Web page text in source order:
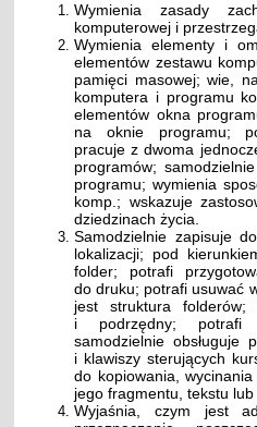
Wymienia zasady
komputerowej i
Wymienia elementy i
elementów zestawu
pamięci masowej; wie,
komputera i programu
elementów okna
na oknie programu;
pracuje z dwoma
programów;
programu; wymienia
komp.; wskazuje
dziedzinach życia.
Samodzielnie zapisuje
lokalizacji; pod
folder; potrafi
do druku; potrafi usuwać
jest struktura folderów;
i podrzędny; potrafi
samodzielnie obsługuje
i klawiszy sterujących
do kopiowania,
jego fragmentu, tekstu
Wyjaśnia, czym jest